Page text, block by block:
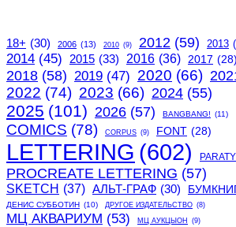
18+ (30) 2006 (13) 2010 (9) 2012 (59) 2013
2014 (45) 2015 (33) 2016 (36) 2017 (28)
2018 (58) 2019 (47) 2020 (66)
2022 (74) 2023 (66) 2024 (55)
2025 (101) 2026 (57) BANGBANG! (11)
COMICS (78) CORPUS (9) FONT (28)
LETTERING (602)
PROCREATE LETTERING (57)
SKETCH (37) АЛЬТ-ГРАФ (30)
ДЕНИС СУББОТИН (10) ДРУГОЕ ИЗДАТЕЛЬСТВО (8)
МЦ АКВАРИУМ (53) МЦ АУКЦЫОН (9)